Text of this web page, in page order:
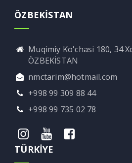
ÖZBEKİSTAN
Muqimiy Ko'chasi 180, 34
ÖZBEKİSTAN
nmctarim@hotmail.com
+998 99 309 88 44
+998 99 735 02 78
TÜRKİYE